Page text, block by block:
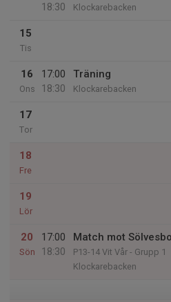
18:30
Klockarebacken
15
Tis
16
Ons
17:00
18:30
Träning
Klockarebacken
17
Tor
18
Fre
19
Lör
20
Sön
17:00
18:30
Match mot
P13-14 Vit Vår - Grupp 1
Klockarebacken